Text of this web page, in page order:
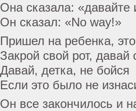
Она сказала: «давайте
Он сказал: «No way!»
Пришел на ребенка,
Закрой свой рот,
Давай, детка, не бойся
Если это было не
Он все закончилось и